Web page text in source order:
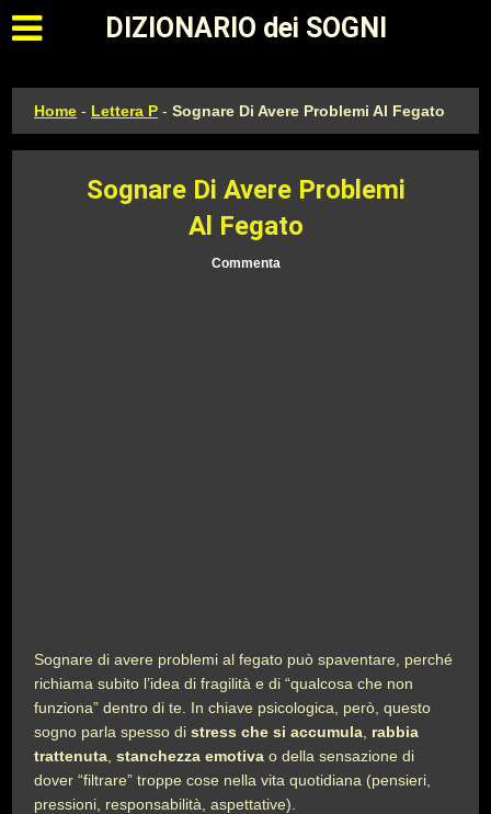
Apri il menu principale
DIZIONARIO dei SOGNI
Home - Lettera P -Sognare Di Avere Problemi Al Fegato
Sognare Di Avere Problemi
Al Fegato
Commenta
Sognare di avere problemi al fegato può spaventare, perché
richiama subito l’idea di fragilità e di “qualcosa che non
funziona” dentro di te. In chiave psicologica, però, questo
sogno parla spesso distress che si accumula rabbia
trattenuta ,stanchezza emotiva o della sensazione di
dover “filtrare” troppe cose nella vita quotidiana (pensieri,
pressioni, responsabilità, aspettative).